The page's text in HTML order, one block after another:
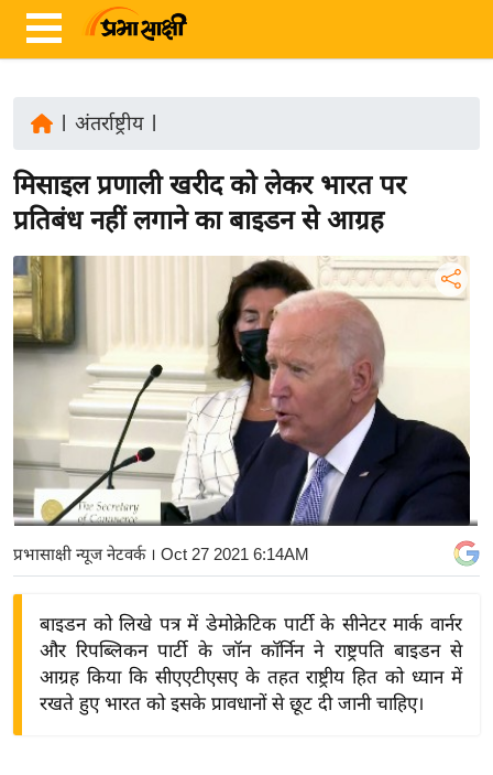
ज़ा
ख
र
रा
ष्ट्री
य
त
र्रा
ष्ट्री
य
बि
ज़
द्यो
अंतर्राष्ट्रीय|
मिसाइल प्रणाली खरीद को लेकर भारत पर
प्रतिबंध नहीं लगाने का बाइडन से आग्रह
प्रभासाक्षी न्यूज नेटवर्क। Oct 27 2021 6:14AM
बाइडन को लिखे पत्र में डेमोक्रेटिक पार्टी के सीनेटर मार्क वार्नर
और रिपब्लिकन पार्टी के जॉन कॉर्निन ने राष्ट्रपति बाइडन से
आग्रह किया कि सीएएटीएसए के तहत राष्ट्रीय हित को ध्यान में
रखते हुए भारत को इसके प्रावधानों से छूट दी जानी चाहिए।